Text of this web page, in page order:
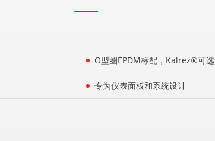
O型圈EPDM标配，Kalrez®可选
专为仪表面板和系统设计